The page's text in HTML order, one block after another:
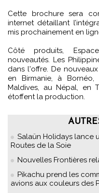
Cette brochure sera
internet détaillant
mis prochainement en
Côté produits,
nouveautés. Les
dans l'offre. De
en Birmanie, à
Maldives, au Népal, en
étoffent la production.
Salaün Holidays lance
Routes de la Soie
Nouvelles Frontières
Pikachu prend les
avions aux couleurs des